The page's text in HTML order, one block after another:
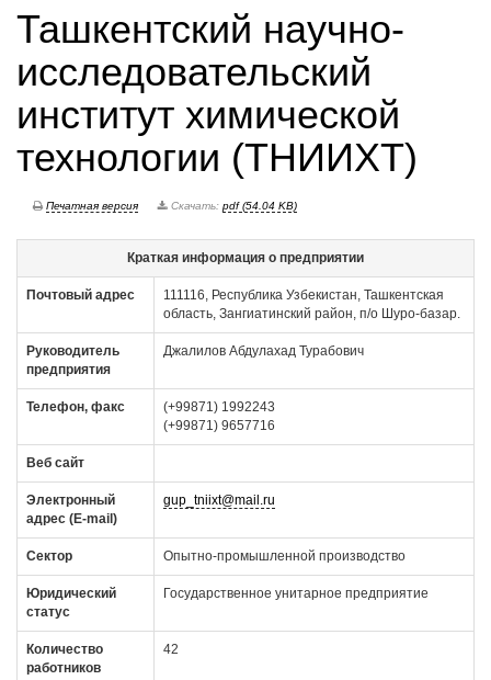
Ташкентский научно-
исследовательский
институт химической
технологии (ТНИИХТ)
Печатная версия Скачать: pdf (54.04 KB)
Краткая информация о предприятии
Почтовый адрес
111116, Республика Узбекистан, Ташкентская
область, Зангиатинский район, п/о Шуро-базар.
Руководитель
предприятия
Джалилов Абдулахад Турабович
Телефон, факс
(+99871) 1992243
(+99871) 9657716
Веб сайт
Электронный
адрес (E-mail)
gup_tniixt@mail.ru
Сектор Опытно-промышленной производство
Юридический
статус
Государственное унитарное предприятие
Количество
работников
42